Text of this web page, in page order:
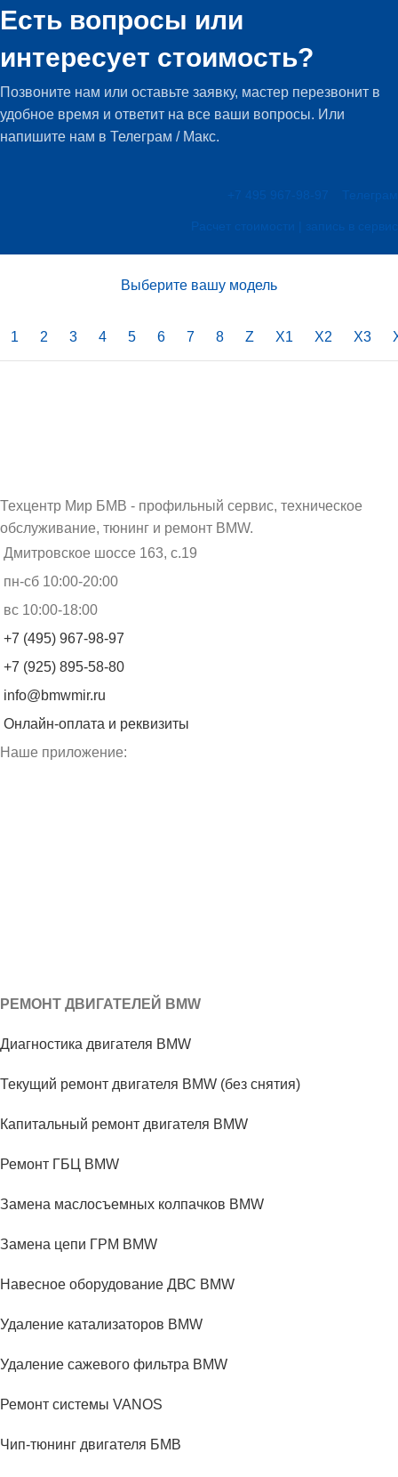
Есть вопросы или
интересует стоимость?
Позвоните нам или оставьте заявку, мастер перезвонит в
удобное время и ответит на все ваши вопросы. Или
напишите нам в Телеграм / Макс.
+7 495 967-98-97 Телеграм
Расчет стоимости | запись в сервис
Выберите вашу модель
1 2 3 4 5 6 7 8 Z X1 X2 X3
Техцентр Мир БМВ - профильный сервис, техническое
обслуживание, тюнинг и ремонт BMW.
Дмитровское шоссе 163, с.19
пн-сб 10:00-20:00
вс 10:00-18:00
+7 (495) 967-98-97
+7 (925) 895-58-80
info@bmwmir.ru
Онлайн-оплата и реквизиты
Наше приложение:
РЕМОНТ ДВИГАТЕЛЕЙ BMW
Диагностика двигателя BMW
Текущий ремонт двигателя BMW (без снятия)
Капитальный ремонт двигателя BMW
Ремонт ГБЦ BMW
Замена маслосъемных колпачков BMW
Замена цепи ГРМ BMW
Навесное оборудование ДВС BMW
Удаление катализаторов BMW
Удаление сажевого фильтра BMW
Ремонт системы VANOS
Чип-тюнинг двигателя БМВ